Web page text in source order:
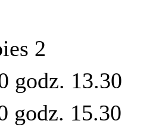
2
godz. 13.30
godz. 15.30